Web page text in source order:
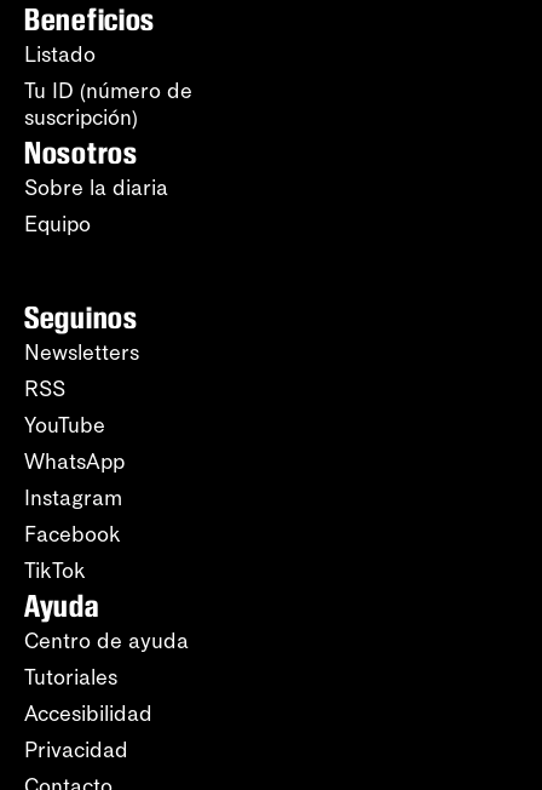
Beneficios
Listado
Tu ID (número de
suscripción)
Nosotros
Sobre la diaria
Equipo
Seguinos
Newsletters
RSS
YouTube
WhatsApp
Instagram
Facebook
TikTok
Ayuda
Centro de ayuda
Tutoriales
Accesibilidad
Privacidad